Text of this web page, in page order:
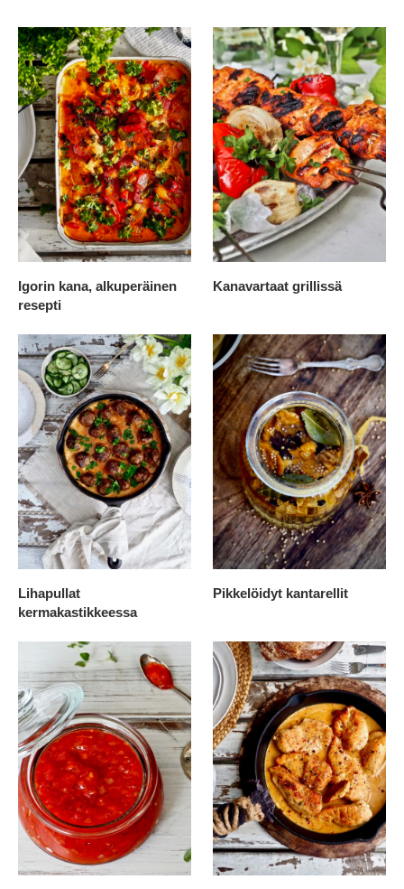
Igorin kana, alkuperäinen
resepti
Kanavartaat grillissä
Lihapullat
kermakastikkeessa
Pikkelöidyt kantarellit